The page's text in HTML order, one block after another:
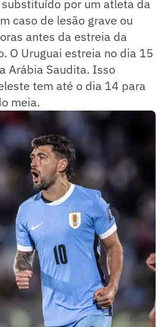
por um atleta da
caso de lesão grave ou
antes da estreia da
O Uruguai estreia no dia 15
Arábia Saudita. Isso
tem até o dia 14 para
meia.